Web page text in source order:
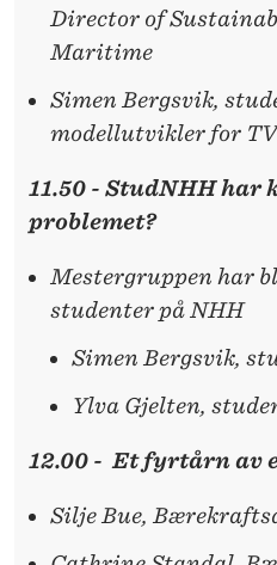
Director of
Maritime
Simen Bergsvik,
modellutvikler for
11.50 - StudNHH har
problemet?
Mestergruppen har
studenter på NHH
Simen Bergsvik,
Ylva Gjelten,
12.00 - Et fyrtårn av
Silje Bue,